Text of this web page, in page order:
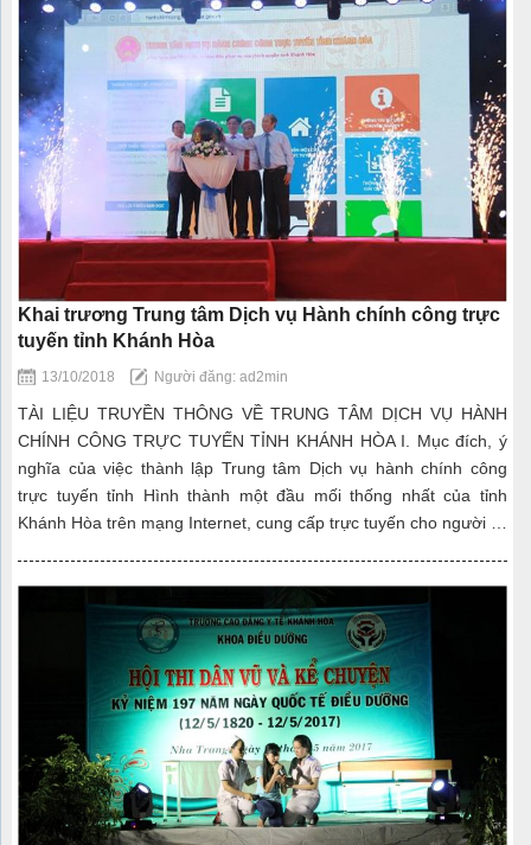
Khai trương Trung tâm Dịch vụ Hành chính công trực
tuyến tỉnh Khánh Hòa
13/10/2018 Người đăng: ad2min
TÀI LIỆU TRUYỀN THÔNG VỀ TRUNG TÂM DỊCH VỤ HÀNH
CHÍNH CÔNG TRỰC TUYẾN TỈNH KHÁNH HÒA I. Mục đích, ý
nghĩa của việc thành lập Trung tâm Dịch vụ hành chính công
trực tuyến tỉnh Hình thành một đầu mối thống nhất của tỉnh
Khánh Hòa trên mạng Internet, cung cấp trực tuyến cho người …